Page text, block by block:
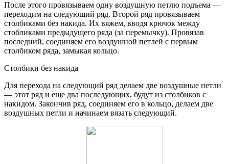
После этого провязываем одну воздушную петлю подъема —
переходим на следующий ряд. Второй ряд провязываем
столбиками без накида. Их вяжем, вводя крючок между
стобликами предыдущего ряда (за перемычку). Провязав
последний, соединяем его воздушной петлей с первым
столбиком ряда, замыкая кольцо.
Столбики без накида
Для перехода на следующий ряд делаем две воздушные петли
— этот ряд и еще два последующих, будут из столбиков с
накидом. Закончив ряд, соединяем его в кольцо, делаем две
воздушных петли и начинаем вязать следующий.